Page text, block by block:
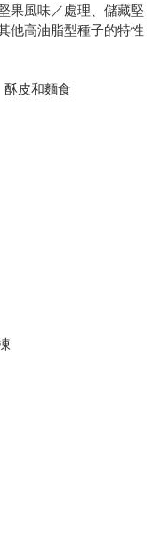
果風味／處理、儲藏堅
他高油脂型種子的特性
皮和麵食